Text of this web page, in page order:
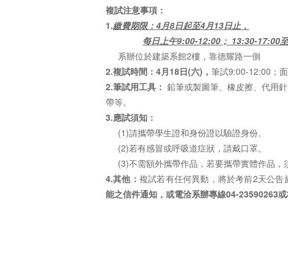
複試注意事項：
1.繳費期限：4月8日起至4月13日止，
每日上午9:00-12:00； 13:30-17:00
系辦位於建築系館2樓，靠德耀路一側
2.複試時間：4月18日(六)， 筆試9:00-12:00；
2.筆試用工具： 鉛筆或製圖筆、橡皮擦、代用
帶等。
3.應試須知：
(1)請攜帶學生證和身份證以驗證身份。
(2)若有感冒或呼吸道症狀，請戴口罩。
(3)不需額外攜帶作品，若要攜帶實體作品，
4.其他： 複試若有任何異動，將於考前2天公告
能之信件通知，或電洽系辦專線04-23590263或